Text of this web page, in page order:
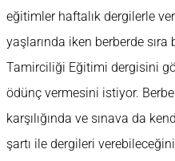
eğitimler haftalık dergilerle
yaşlarında iken berberde sıra
Tamirciliği Eğitimi dergisini
ödünç vermesini istiyor.
karşılığında ve sınava da
şartı ile dergileri